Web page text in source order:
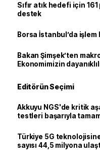
Sıfır atık hedefi için
destek
Borsa İstanbul’da
Bakan Şimşek’ten
Ekonomimizin
Editörün Seçimi
Akkuyu NGS'de kritik
testleri başarıyla
Türkiye 5G teknolojisine
sayısı 44,5 milyona